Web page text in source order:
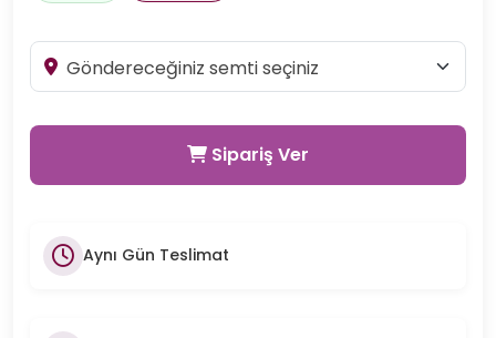
Sipariş Ver
Aynı Gün Teslimat